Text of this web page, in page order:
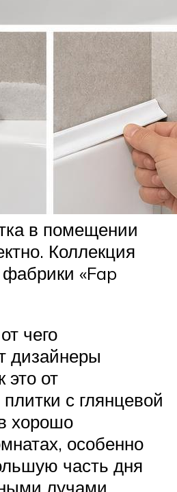
в помещении
Коллекция
«Fap
чего
дизайнеры
это от
с глянцевой
хорошо
особенно
часть дня
лучами.